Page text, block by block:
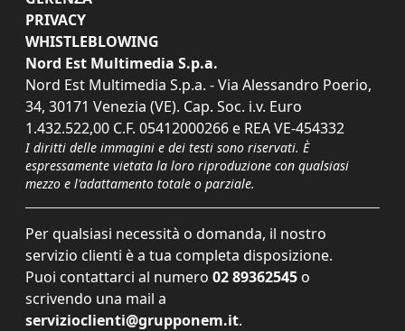
PRIVACY
WHISTLEBLOWING
Nord Est Multimedia S.p.a.
Nord Est Multimedia S.p.a. - Via Alessandro Poerio,
34, 30171 Venezia (VE). Cap. Soc. i.v. Euro
1.432.522,00 C.F. 05412000266 e REA VE-454332
I diritti delle immagini e dei testi sono riservati. È
espressamente vietata la loro riproduzione con qualsiasi
mezzo e l'adattamento totale o parziale.
Per qualsiasi necessità o domanda, il nostro
servizio clienti è a tua completa disposizione.
Puoi contattarci al numero 02 89362545 o
scrivendo una mail a
servizioclienti@grupponem.it.